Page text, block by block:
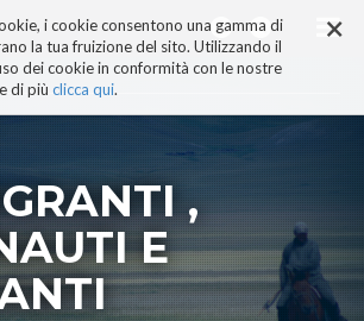
×
i cookie consentono una gamma di
la tua fruizione del sito. Utilizzando il
dei cookie in conformità con le nostre
di più clicca qui.
ai
contenuti.
|
,
E